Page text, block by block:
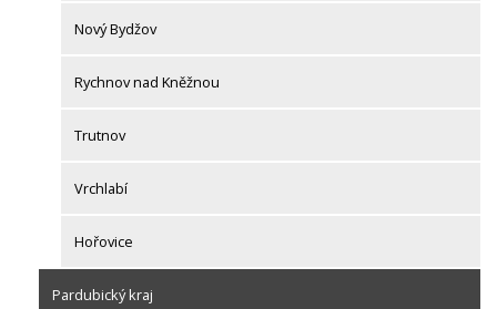
Nový Bydžov
Rychnov nad Kněžnou
Trutnov
Vrchlabí
Hořovice
Pardubický kraj